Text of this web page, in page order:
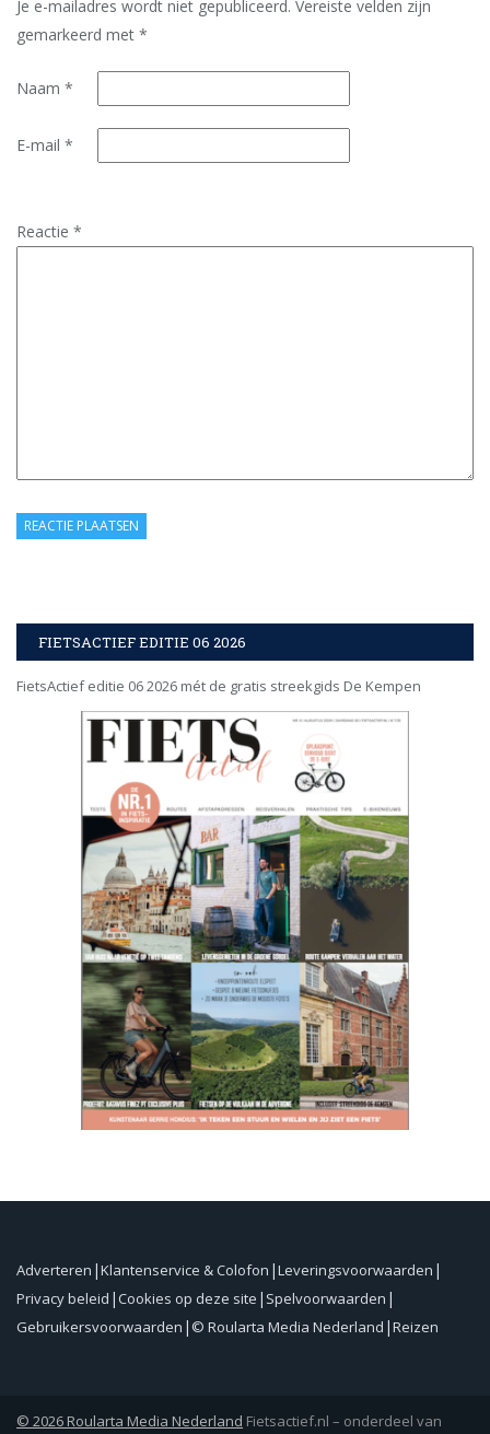
Je e-mailadres wordt niet gepubliceerd. Vereiste velden zijn
gemarkeerd met *
Naam *
E-mail *
Reactie *
FIETSACTIEF EDITIE 06 2026
FietsActief editie 06 2026 mét de gratis streekgids De Kempen
Adverteren Klantenservice & Colofon Leveringsvoorwaarden
Privacy beleid Cookies op deze site Spelvoorwaarden
Gebruikersvoorwaarden © Roularta Media Nederland Reizen
© 2026 Roularta Media Nederland Fietsactief.nl – onderdeel van